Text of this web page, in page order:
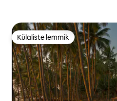
Külaliste lemmik
Külaliste lemmik